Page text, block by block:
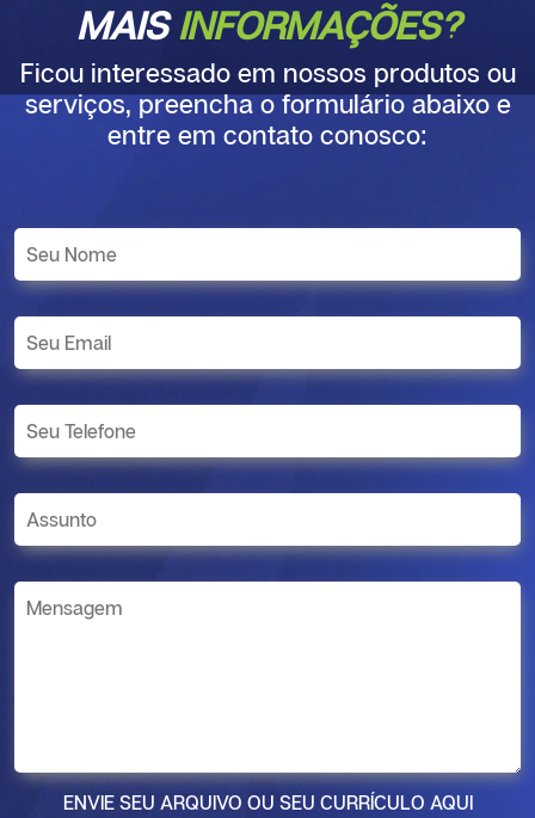
MAISINFORMAÇÕES?
Ficou interessado em nossos produtos ou
serviços, preencha o formulário abaixo e
entre em contato conosco:
ENVIE SEU ARQUIVO OU SEU CURRÍCULO AQUI